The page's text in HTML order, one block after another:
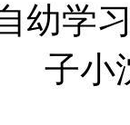
幼学
子小